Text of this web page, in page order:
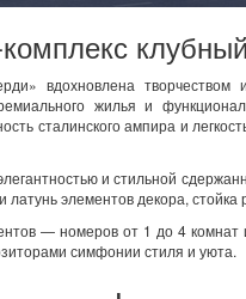
вдохновлена творчеством
жилья и
сталинского ампира и
и стильной
латунь элементов декора,
— номеров от 1 до 4
симфонии стиля и уюта.